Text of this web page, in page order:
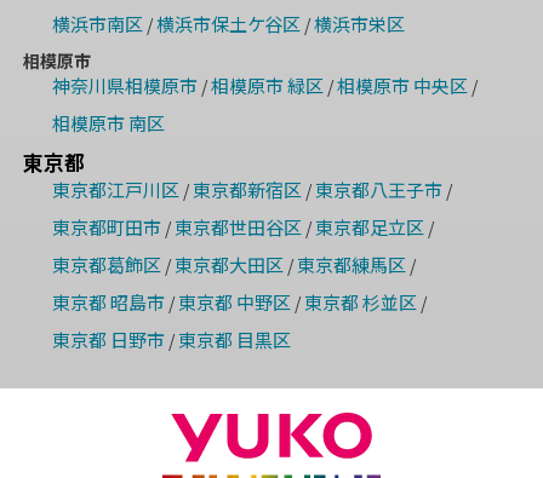
横浜市南区 /横浜市保土ケ谷区 /横浜市栄区
相模原市
神奈川県相模原市/相模原市 緑区 /相模原市 中央区 /
相模原市 南区
東京都
東京都江戸川区 / 東京都新宿区 / 東京都八王子市/
東京都町田市/ 東京都世田谷区 / 東京都足立区 /
東京都葛飾区 / 東京都大田区 / 東京都練馬区 /
東京都 昭島市/ 東京都 中野区 / 東京都 杉並区 /
東京都 日野市/ 東京都 目黒区